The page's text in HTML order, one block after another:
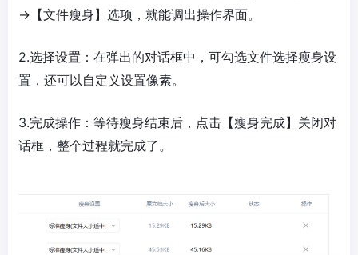
→【文件瘦身】选项，就能调出操作界面。
2.选择设置：在弹出的对话框中，可勾选文件选择瘦身设
置，还可以自定义设置像素。
3.完成操作：等待瘦身结束后，点击【瘦身完成】关闭对
话框，整个过程就完成了。